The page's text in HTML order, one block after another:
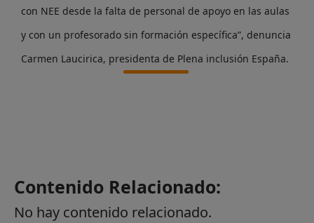
con NEE desde la falta de personal de apoyo en las aulas
y con un profesorado sin formación específica”, denuncia
Carmen Laucirica, presidenta de Plena inclusión España.
Contenido Relacionado:
No hay contenido relacionado.